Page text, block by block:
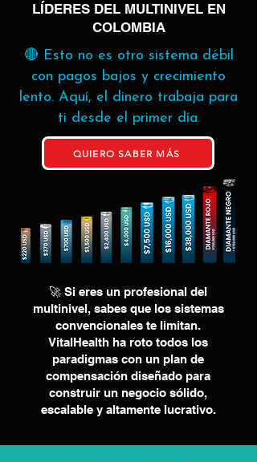
LÍDERES DEL MULTINIVEL EN
COLOMBIA
🔴 Esto no es otro sistema débil
con pagos bajos y crecimiento
lento. Aquí, el dinero trabaja para
ti desde el primer día.
QUIERO SABER MÁS
🚀 Si eres un profesional del
multinivel, sabes que los sistemas
convencionales te limitan.
VitalHealth ha roto todos los
paradigmas con un plan de
compensación diseñado para
construir un negocio sólido,
escalable y altamente lucrativo.